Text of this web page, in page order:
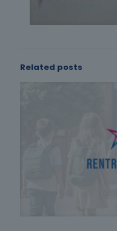
Related posts